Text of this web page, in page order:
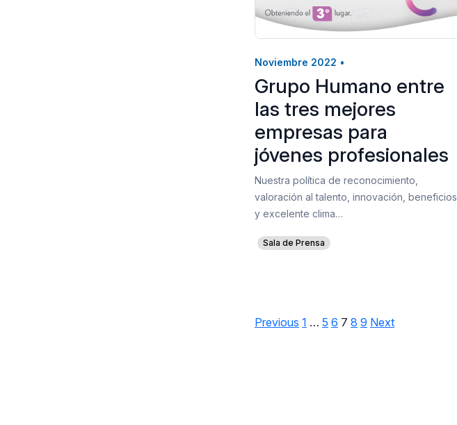
Noviembre 2022 •
Grupo Humano entre
las tres mejores
empresas para
jóvenes profesionales
Nuestra política de reconocimiento,
valoración al talento, innovación, beneficios
y excelente clima…
Sala de Prensa
Previous 1 … 5 6 7 8 9 Next